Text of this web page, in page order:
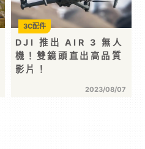
DJI 推出 AIR 3 無人
機！雙鏡頭直出高品質
影片！
2023/08/07
3C配件